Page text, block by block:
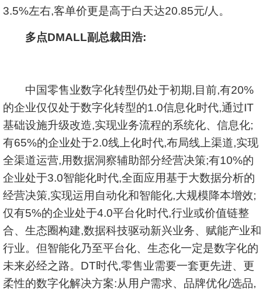
3.5%左右,客单价更是高于白天达20.85元/人。
多点DMALL副总裁田浩:
中国零售业数字化转型仍处于初期,目前,有20%
的企业仅仅处于数字化转型的1.0信息化时代,通过IT
基础设施升级改造,实现业务流程的系统化、信息化;
有65%的企业处于2.0线上化时代,布局线上渠道,实现
全渠道运营,用数据洞察辅助部分经营决策;有10%的
企业处于3.0智能化时代,全面应用基于大数据分析的
经营决策,实现运用自动化和智能化,大规模降本增效;
仅有5%的企业处于4.0平台化时代,行业或价值链整
合、生态圈构建,数据科技驱动新兴业务、赋能产业和
行业。但智能化乃至平台化、生态化一定是数字化的
未来必经之路。DT时代,零售业需要一套更先进、更
柔性的数字化解决方案:从用户需求、品牌优化/选品,